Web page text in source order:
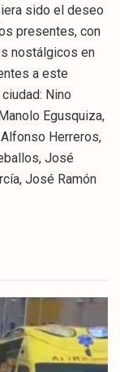
sido el deseo
presentes, con
nostálgicos en
a este
Nino
Egusquiza,
Alfonso Herreros,
José
José Ramón